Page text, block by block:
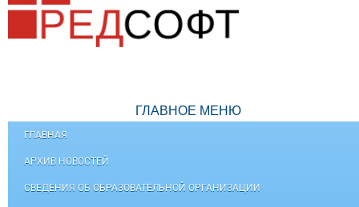
ГЛАВНОЕ МЕНЮ
ГЛАВНАЯ
АРХИВ НОВОСТЕЙ
СВЕДЕНИЯ ОБ ОБРАЗОВАТЕЛЬНОЙ ОРГАНИЗАЦИИ